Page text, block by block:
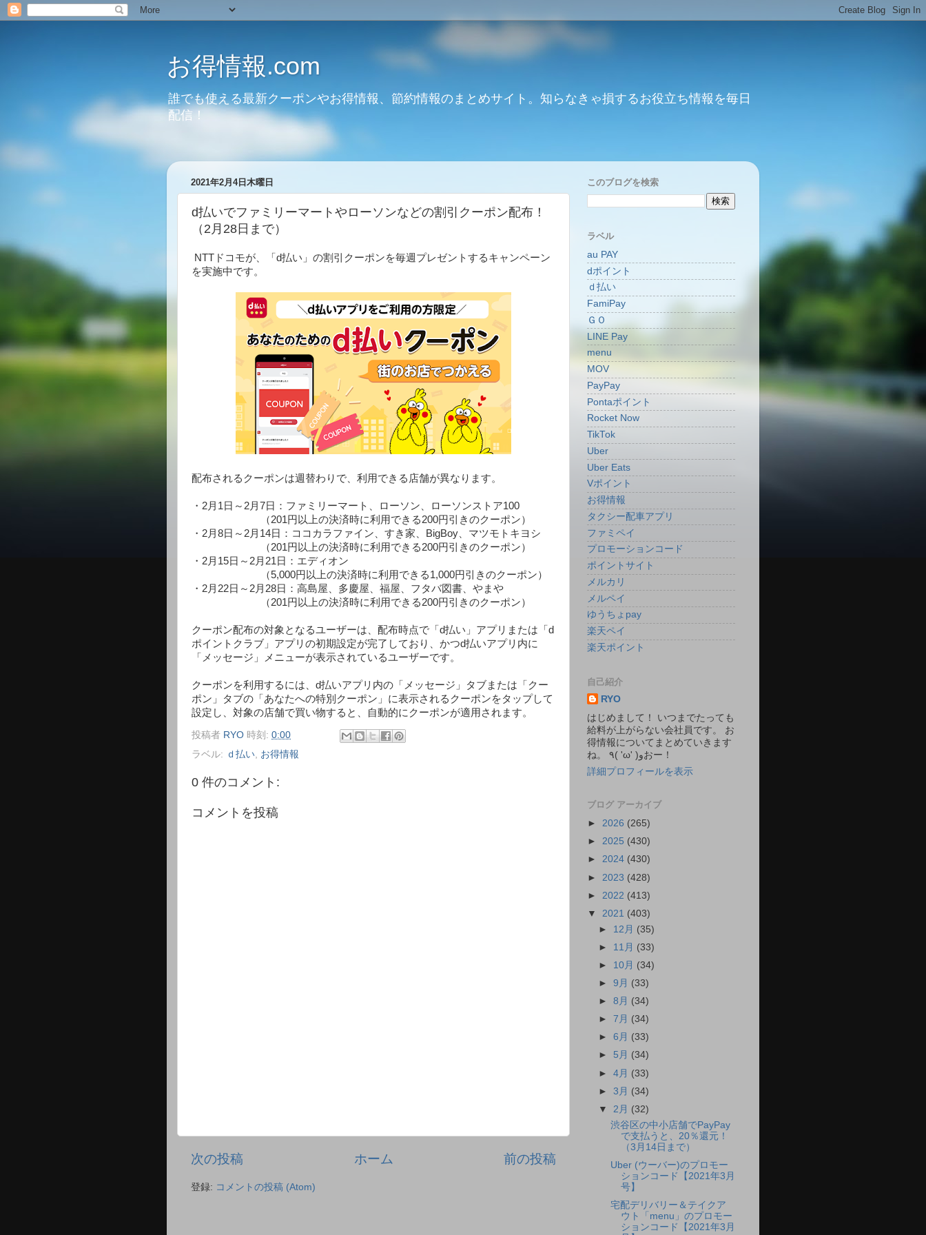
お得情報.com
誰でも使える最新クーポンやお得情報、節約情報のまとめサイト。知らなきゃ損するお役立ち情報を毎日
配信！
2021年2月4日木曜日
d払いでファミリーマートやローソンなどの割引クーポン配布！
（2月28日まで）
NTTドコモが、「d払い」の割引クーポンを毎週プレゼントするキャンペーン
を実施中です。
配布されるクーポンは週替わりで、利用できる店舗が異なります。
・2月1日～2月7日：ファミリーマート、ローソン、ローソンストア100
（201円以上の決済時に利用できる200円引きのクーポン）
・2月8日～2月14日：ココカラファイン、すき家、BigBoy、マツモトキヨシ
（201円以上の決済時に利用できる200円引きのクーポン）
・2月15日～2月21日：エディオン
（5,000円以上の決済時に利用できる1,000円引きのクーポン）
・2月22日～2月28日：高島屋、多慶屋、福屋、フタバ図書、やまや
（201円以上の決済時に利用できる200円引きのクーポン）
クーポン配布の対象となるユーザーは、配布時点で「d払い」アプリまたは「d
ポイントクラブ」アプリの初期設定が完了しており、かつd払いアプリ内に
「メッセージ」メニューが表示されているユーザーです。
クーポンを利用するには、d払いアプリ内の「メッセージ」タブまたは「クー
ポン」タブの「あなたへの特別クーポン」に表示されるクーポンをタップして
設定し、対象の店舗で買い物すると、自動的にクーポンが適用されます。
投稿者 RYO 時刻: 0:00
ラベル: ｄ払い お得情報
0 件のコメント:
コメントを投稿
次の投稿 前の投稿
ホーム
登録: コメントの投稿 (Atom)
このブログを検索
ラベル
au PAY
dポイント
ｄ払い
FamiPay
ＧＯ
LINE Pay
menu
MOV
PayPay
Pontaポイント
Rocket Now
TikTok
Uber
Uber Eats
Vポイント
お得情報
タクシー配車アプリ
ファミペイ
プロモーションコード
ポイントサイト
メルカリ
メルペイ
ゆうちょpay
楽天ペイ
楽天ポイント
自己紹介
RYO
はじめまして！ いつまでたっても
給料が上がらない会社員です。 お
得情報についてまとめていきます
ね。 ٩( 'ω' )وおー！
詳細プロフィールを表示
ブログ アーカイブ
► 2026 (265)
► 2025 (430)
► 2024 (430)
► 2023 (428)
► 2022 (413)
▼ 2021 (403)
► 12月 (35)
► 11月 (33)
► 10月 (34)
►9月 (33)
►8月 (34)
►7月 (34)
►6月 (33)
► 5月 (34)
►4月 (33)
►3月 (34)
▼ 2月 (32)
渋谷区の中小店舗でPayPay
で支払うと、20％還元！
（3月14日まで）
Uber (ウーバー)のプロモー
ションコード【2021年3月
号】
宅配デリバリー＆テイクア
ウト「menu」のプロモー
ションコード【2021年3月